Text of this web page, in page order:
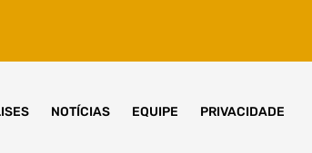
NOTÍCIAS EQUIPE PRIVACIDADE